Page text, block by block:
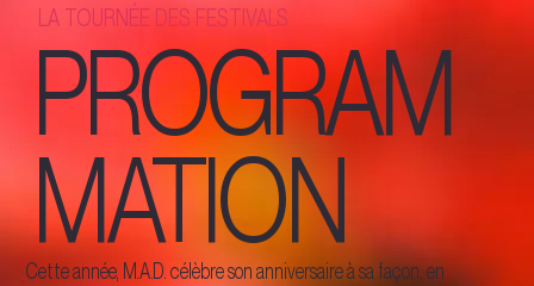
LA TOURNÉE DES FESTIVALS
PROGRAM
MATION
Cette année, M.A.D. célèbre son anniversaire à sa façon, en